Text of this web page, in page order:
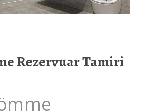
Rezervuar Tamiri